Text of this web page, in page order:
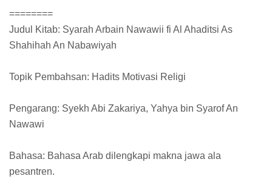
========
Judul Kitab: Syarah Arbain Nawawii fi Al Ahaditsi As
Shahihah An Nabawiyah
Topik Pembahsan: Hadits Motivasi Religi
Pengarang: Syekh Abi Zakariya, Yahya bin Syarof An
Nawawi
Bahasa: Bahasa Arab dilengkapi makna jawa ala
pesantren.